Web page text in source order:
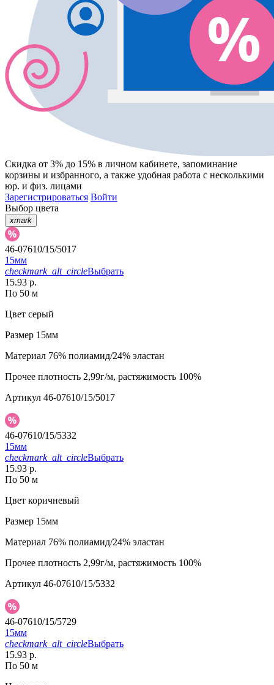
Скидка от 3% до 15% в личном кабинете, запоминание
корзины и избранного, а также удобная работа с несколькими
юр. и физ. лицами
Зарегистрироваться Войти
Выбор цвета
xmark
46-07610/15/5017
15мм
checkmark_alt_circleВыбрать
15.93 р.
По 50 м
Цвет серый
Размер 15мм
Материал 76% полиамид/24% эластан
Прочее плотность 2,99г/м, растяжимость 100%
Артикул 46-07610/15/5017
46-07610/15/5332
15мм
checkmark_alt_circleВыбрать
15.93 р.
По 50 м
Цвет коричневый
Размер 15мм
Материал 76% полиамид/24% эластан
Прочее плотность 2,99г/м, растяжимость 100%
Артикул 46-07610/15/5332
46-07610/15/5729
15мм
checkmark_alt_circleВыбрать
15.93 р.
По 50 м